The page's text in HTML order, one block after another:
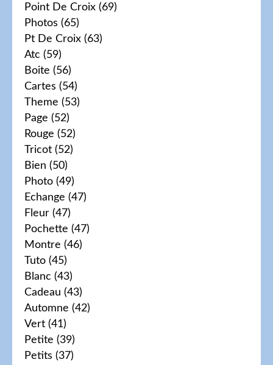
Point De Croix (69)
Photos (65)
Pt De Croix (63)
Atc (59)
Boite (56)
Cartes (54)
Theme (53)
Page (52)
Rouge (52)
Tricot (52)
Bien (50)
Photo (49)
Echange (47)
Fleur (47)
Pochette (47)
Montre (46)
Tuto (45)
Blanc (43)
Cadeau (43)
Automne (42)
Vert (41)
Petite (39)
Petits (37)